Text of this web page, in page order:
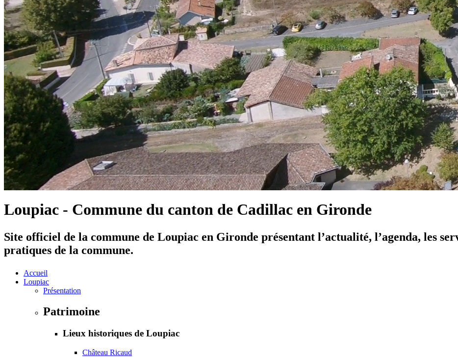
Loupiac - Commune du canton de Cadillac en Gironde
Site officiel de la commune de Loupiac en Gironde présentant l’actualité, l’agenda, les
pratiques de la commune.
Accueil
Loupiac
Présentation
Patrimoine
Lieux historiques de Loupiac
Château Ricaud